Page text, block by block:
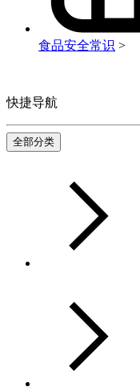
食品安全常识 >
快捷导航
全部分类